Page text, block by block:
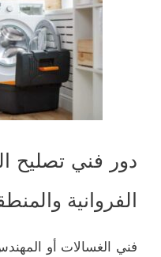
دور فني تصليح
الفروانية
فني الغسالات أو